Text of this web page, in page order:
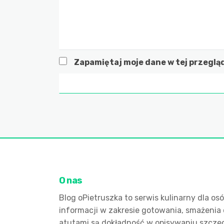
Zapamiętaj moje dane w tej
O nas
Blog oPietruszka to serwis kulinarny dla
informacji w zakresie gotowania, smażenia